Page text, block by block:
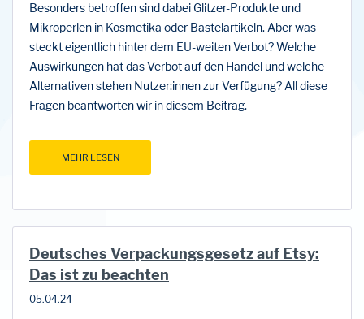
Besonders betroffen sind dabei Glitzer-Produkte und
Mikroperlen in Kosmetika oder Bastelartikeln. Aber was
steckt eigentlich hinter dem EU-weiten Verbot? Welche
Auswirkungen hat das Verbot auf den Handel und welche
Alternativen stehen Nutzer:innen zur Verfügung? All diese
Fragen beantworten wir in diesem Beitrag.
MEHR LESEN
Deutsches Verpackungsgesetz auf Etsy:
Das ist zu beachten
05.04.24